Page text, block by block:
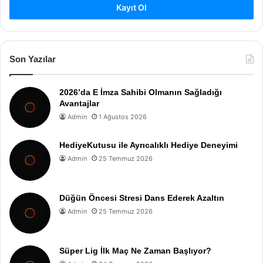
Kayıt Ol
Son Yazılar
2026’da E İmza Sahibi Olmanın Sağladığı
Avantajlar
Admin 1 Ağustos 2026
HediyeKutusu ile Ayrıcalıklı Hediye Deneyimi
Admin 25 Temmuz 2026
Düğün Öncesi Stresi Dans Ederek Azaltın
Admin 25 Temmuz 2026
Süper Lig İlk Maç Ne Zaman Başlıyor?